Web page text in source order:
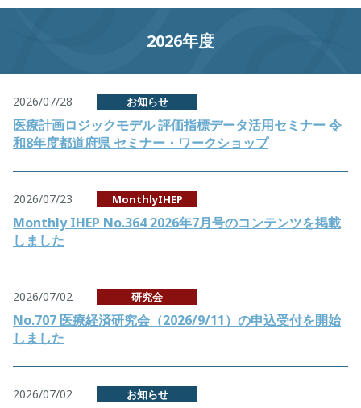
2026年度
2026/07/28 お知らせ
医療計画ロジックモデル 評価指標データ活用セミナー 令
和8年度都道府県 セミナー・ワークショップ
2026/07/23 MonthlyIHEP
Monthly IHEP No.364 2026年7月号のコンテンツを掲載
しました
2026/07/02 研究会
No.707 医療経済研究会（2026/9/11）の申込受付を開始
しました
2026/07/02 お知らせ